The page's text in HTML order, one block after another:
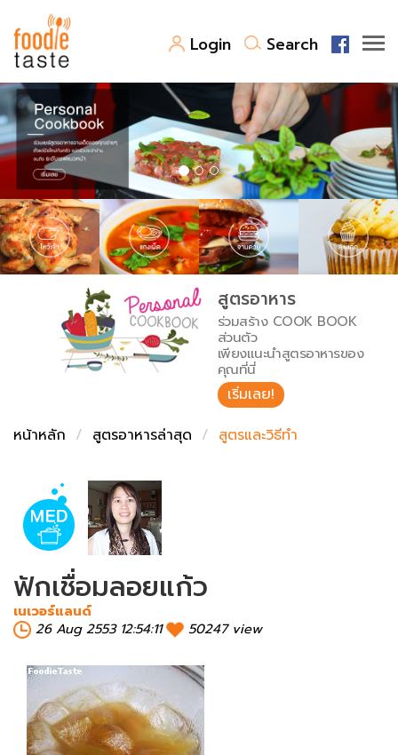
Login Search
สูตรอาหาร
สูตรอาหารล่าสุด
Top Foodie
พาไปชิม
สารพันก้นครัว
เคล็ดลับน่ารู้
เปรียบเทียบหน่วยการตวง
เปรียบเทียบอุณหภูมิ
เปรียบเทียบน้ำหนักวัตถุดิบ
FoodPedia
สร้าง Cookbook
สูตรอาหาร
ร่วมสร้าง COOK BOOK
ส่วนตัว
เพียงแนะนำสูตรอาหารของ
คุณที่นี่
เริ่มเลย!
หน้าหลัก
สูตรอาหารล่าสุด สูตรและวิธีทำ
ฟักเชื่อมลอยแก้ว
เนเวอร์แลนด์
26 Aug 2553 12:54:11
50247 view